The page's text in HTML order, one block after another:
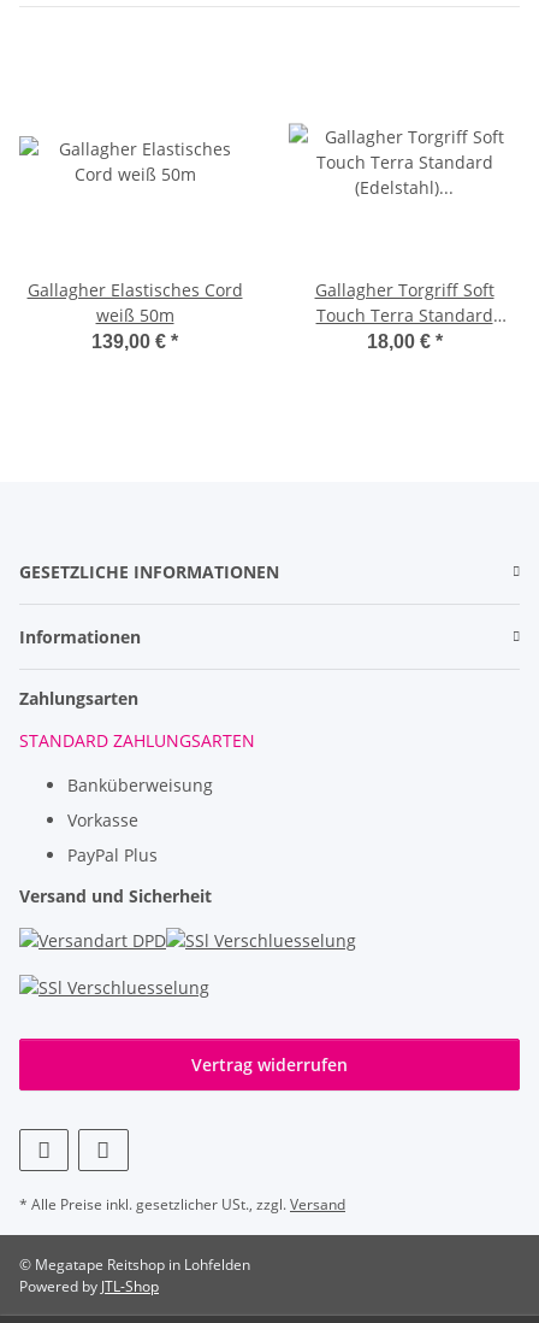
Gallagher Elastisches Cord
weiß 50m
139,00 € *
Gallagher Torgriff Soft
Touch Terra Standard
(Edelstahl) 4er Pack (4)
18,00 € *
GESETZLICHE INFORMATIONEN
Informationen
Zahlungsarten
STANDARD ZAHLUNGSARTEN
Banküberweisung
Vorkasse
PayPal Plus
Versand und Sicherheit
Vertrag widerrufen
* Alle Preise inkl. gesetzlicher USt., zzgl.Versand
© Megatape Reitshop in Lohfelden
Powered by JTL-Shop